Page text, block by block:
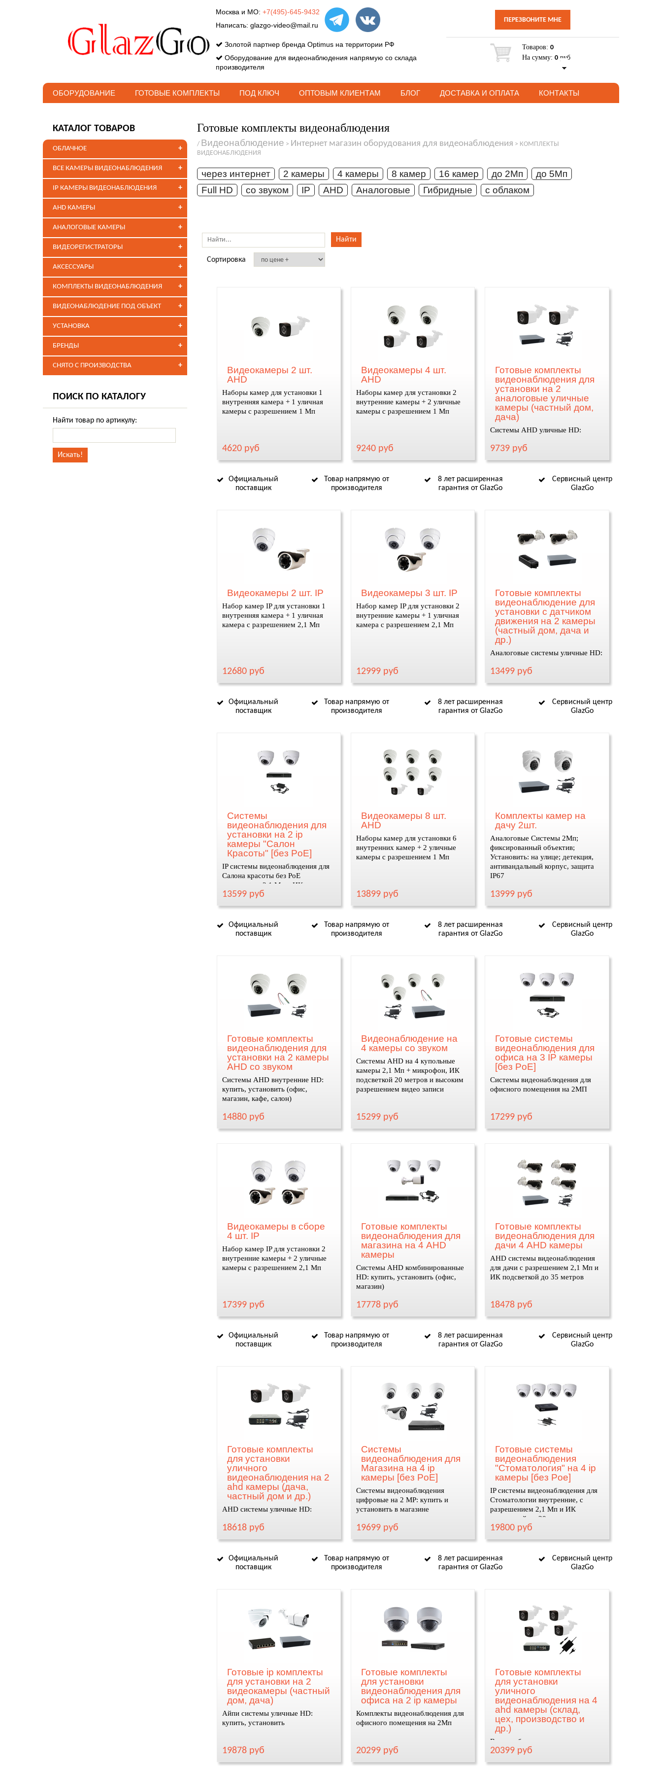
Москва и МО: +7(495)-645-9432
Написать: glazgo-video@mail.ru
Золотой партнер бренда Optimus на территории РФ
Оборудование для видеонаблюдения напрямую со склада
производителя
ПЕРЕЗВОНИТЕ МНЕ
Товаров: 0
На сумму: 0 руб
ОБОРУДОВАНИЕ ГОТОВЫЕ КОМПЛЕКТЫ ПОД КЛЮЧ ОПТОВЫМ КЛИЕНТАМ БЛОГ ДОСТАВКА И ОПЛАТА КОНТАКТЫ
Готовые комплекты видеонаблюдения
/ Видеонаблюдение > Интернет магазин оборудования для видеонаблюдения > КОМПЛЕКТЫ
ВИДЕОНАБЛЮДЕНИЯ
через интернет 2 камеры 4 камеры 8 камер 16 камер до 2Мп
до 5Мп
Full HD
со звуком IP AHD Аналоговые Гибридные с облаком
Сортировка
Видеокамеры 2 шт.
AHD
Наборы камер для установки 1
внутренняя камера + 1 уличная
камеры с разрешением 1 Мп
4620 руб
Видеокамеры 4 шт.
AHD
Наборы камер для установки 2
внутренние камеры + 2 уличные
камеры с разрешением 1 Мп
9240 руб
Готовые комплекты
видеонаблюдения для
установки на 2
аналоговые уличные
камеры (частный дом,
дача)
Системы AHD уличные HD:
9739 руб
Официальный
поставщик
Товар напрямую от
производителя
8 лет расширенная
гарантия от GlazGo
Сервисный центр
GlazGo
Видеокамеры 2 шт. IP
Набор камер IP для установки 1
внутренняя камера + 1 уличная
камера с разрешением 2,1 Мп
12680 руб
Видеокамеры 3 шт. IP
Набор камер IP для установки 2
внутренние камеры + 1 уличная
камера с разрешением 2,1 Мп
12999 руб
Готовые комплекты
видеонаблюдение для
установки с датчиком
движения на 2 камеры
(частный дом, дача и
др.)
Аналоговые системы уличные HD:
13499 руб
Официальный
поставщик
Товар напрямую от
производителя
8 лет расширенная
гарантия от GlazGo
Сервисный центр
GlazGo
Системы
видеонаблюдения для
установки на 2 ip
камеры "Салон
Красоты" [без PoE]
IP системы видеонаблюдения для
Салона красоты без PoE
разрешение 2,1 Мп и ИК
подсветка
13599 руб
Видеокамеры 8 шт.
AHD
Наборы камер для установки 6
внутренних камер + 2 уличные
камеры с разрешением 1 Мп
13899 руб
Комплекты камер на
дачу 2шт.
Аналоговые Системы 2Мп;
фиксированный объектив;
Установить: на улице; детекция,
антивандальный корпус, защита
IP67
13999 руб
Официальный
поставщик
Товар напрямую от
производителя
8 лет расширенная
гарантия от GlazGo
Сервисный центр
GlazGo
Готовые комплекты
видеонаблюдения для
установки на 2 камеры
AHD со звуком
Системы AHD внутренние HD:
купить, установить (офис,
магазин, кафе, салон)
14880 руб
Видеонаблюдение на
4 камеры со звуком
Системы AHD на 4 купольные
камеры 2,1 Мп + микрофон, ИК
подсветкой 20 метров и высоким
разрешением видео записи
15299 руб
Готовые системы
видеонаблюдения для
офиса на 3 IP камеры
[без PoE]
Системы видеонаблюдения для
офисного помещения на 2МП
17299 руб
Видеокамеры в сборе
4 шт. IP
Набор камер IP для установки 2
внутренние камеры + 2 уличные
камеры с разрешением 2,1 Мп
17399 руб
Готовые комплекты
видеонаблюдения для
магазина на 4 AHD
камеры
Системы AHD комбинированные
HD: купить, установить (офис,
магазин)
17778 руб
Готовые комплекты
видеонаблюдения для
дачи 4 AHD камеры
AHD системы видеонаблюдения
для дачи с разрешением 2,1 Мп и
ИК подсветкой до 35 метров
18478 руб
Официальный
поставщик
Товар напрямую от
производителя
8 лет расширенная
гарантия от GlazGo
Сервисный центр
GlazGo
Готовые комплекты
для установки
уличного
видеонаблюдения на 2
ahd камеры (дача,
частный дом и др.)
AHD системы уличные HD:
18618 руб
Системы
видеонаблюдения для
Магазина на 4 ip
камеры [без PoE]
Системы видеонаблюдения
цифровые на 2 MP: купить и
установить в магазине
19699 руб
Готовые системы
видеонаблюдения
"Стоматология" на 4 ip
камеры [без Poe]
IP системы видеонаблюдения для
Cтоматологии внутренние, с
разрешением 2,1 Мп и ИК
подсветкой до 20м.
19800 руб
Официальный
поставщик
Товар напрямую от
производителя
8 лет расширенная
гарантия от GlazGo
Сервисный центр
GlazGo
Готовые ip комплекты
для установки на 2
видеокамеры (частный
дом, дача)
Айпи системы уличные HD:
купить, установить
19878 руб
Готовые комплекты
для установки
видеонаблюдения для
офиса на 2 ip камеры
Комплекты видеонаблюдения для
офисного помещения на 2Мп
20299 руб
Готовые комплекты
для установки
уличного
видеонаблюдения на 4
ahd камеры (склад,
цех, производство и
др.)
Видеонаблюдение для склада,
цеха, производства
20399 руб
КАТАЛОГ ТОВАРОВ
+
ОБЛАЧНОЕ
+
ВСЕ КАМЕРЫ ВИДЕОНАБЛЮДЕНИЯ
+
IP КАМЕРЫ ВИДЕОНАБЛЮДЕНИЯ
+
AHD КАМЕРЫ
+
АНАЛОГОВЫЕ КАМЕРЫ
+
ВИДЕОРЕГИСТРАТОРЫ
+
АКСЕССУАРЫ
+
КОМПЛЕКТЫ ВИДЕОНАБЛЮДЕНИЯ
+
ВИДЕОНАБЛЮДЕНИЕ ПОД ОБЪЕКТ
+
УСТАНОВКА
+
БРЕНДЫ
+
СНЯТО С ПРОИЗВОДСТВА
ПОИСК ПО КАТАЛОГУ
Найти товар по артикулу: